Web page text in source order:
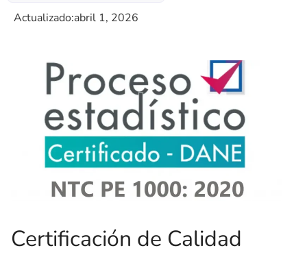
Actualizado:abril 1, 2026
Certificación de Calidad